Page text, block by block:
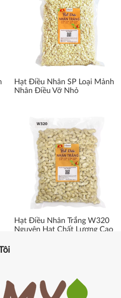
Hạt Điều Nhân SP Loại Mảnh
Nhân Điều Vỡ Nhỏ
Hạt Điều Nhân Trắng W320
Nguyên Hạt Chất Lượng Cao